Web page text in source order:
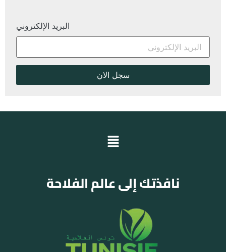
البريد الإلكتروني
نافذتك إلى عالم الفلاحة